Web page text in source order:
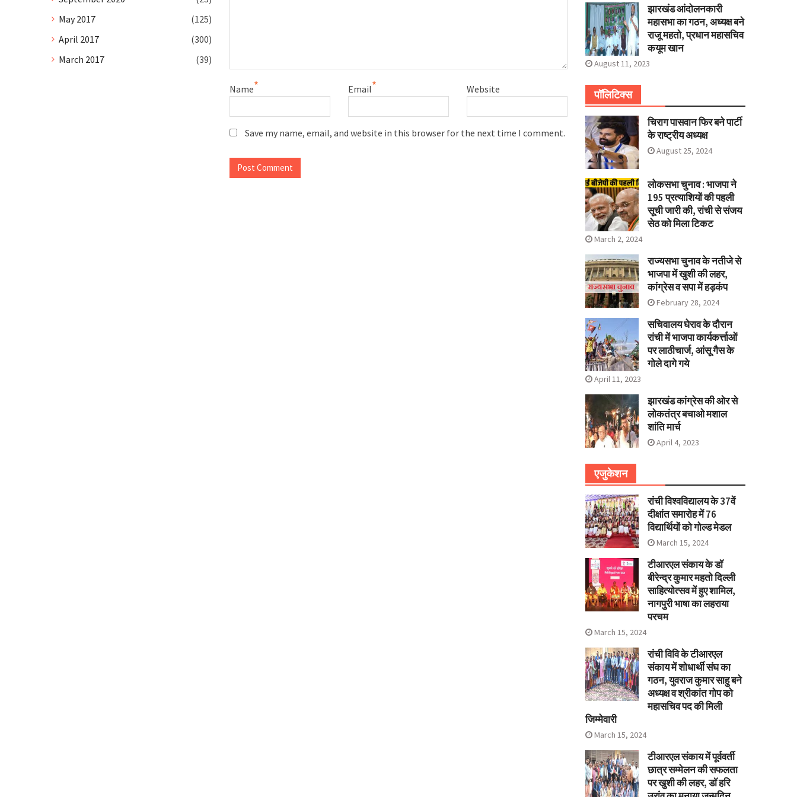
Name* Email* Website
Save my name, email, and website in this browser for the next time I comment.
झारखंड आंदोलनकारी
महासभा का गठन, अध्यक्ष बने
राजू महतो, प्रधान महासचिव
कयूम खान
August 11, 2023
पॉलिटिक्स
चिराग पासवान फिर बने पार्टी
के राष्ट्रीय अध्यक्ष
August 25, 2024
लोकसभा चुनाव : भाजपा ने
195 प्रत्याशियों की पहली
सूची जारी की, रांची से संजय
सेठ को मिला टिकट
March 2, 2024
राज्यसभा चुनाव के नतीजे से
भाजपा में खुशी की लहर,
कांग्रेस व सपा में हड़कंप
February 28, 2024
सचिवालय घेराव के दौरान
रांची में भाजपा कार्यकर्त्ताओं
पर लाठीचार्ज, आंसू गैस के
गोले दागे गये
April 11, 2023
झारखंड कांग्रेस की ओर से
लोकतंत्र बचाओ मशाल
शांति मार्च
April 4, 2023
एजुकेशन
रांची विश्वविद्यालय के 37वें
दीक्षांत समारोह में 76
विद्यार्थियों को गोल्ड मेडल
March 15, 2024
टीआरएल संकाय के डॉ
बीरेन्द्र कुमार महतो दिल्ली
साहित्योत्सव में हुए शामिल,
नागपुरी भाषा का लहराया
परचम
March 15, 2024
रांची विवि के टीआरएल
संकाय में शोधार्थी संघ का
गठन, युवराज कुमार साहु बने
अध्यक्ष व श्रीकांत गोप को
महासचिव पद की मिली
जिम्मेवारी
March 15, 2024
टीआरएल संकाय में पूर्ववर्ती
छात्र सम्मेलन की सफलता
पर खुशी की लहर, डॉ हरि
May 2017
(125)
April 2017
(300)
March 2017
(39)